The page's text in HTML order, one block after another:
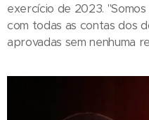
exercício de 2023.
com todas as contas dos
aprovadas sem nenhuma